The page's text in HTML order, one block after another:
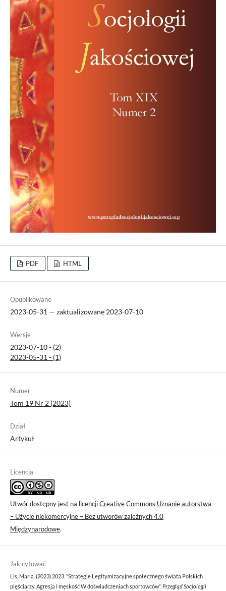
PDF HTML
Opublikowane
2023-05-31 — zaktualizowane 2023-07-10
Wersje
2023-07-10 - (2)
2023-05-31 - (1)
Numer
Tom 19 Nr 2 (2023)
Dział
Artykuł
Licencja
Utwór dostępny jest na licencjiCreative Commons Uznanie autorstwa
– Użycie niekomercyjne – Bez utworów zależnych 4.0
Międzynarodowe.
Jak cytować
Lis, Maria. (2023) 2023. “Strategie Legitymizacyjne społecznego świata Polskich
pięściarzy. Agresja I męskość W doświadczeniach sportowców”. Przegląd Socjologii